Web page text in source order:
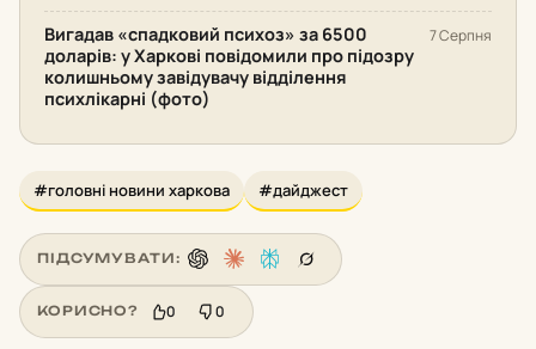
Вигадав «спадковий психоз» за 6500
доларів: у Харкові повідомили про підозру
колишньому завідувачу відділення
психлікарні (фото)
7 Серпня
#головні новини харкова #дайджест
ПІДСУМУВАТИ:
КОРИСНО? 0 0